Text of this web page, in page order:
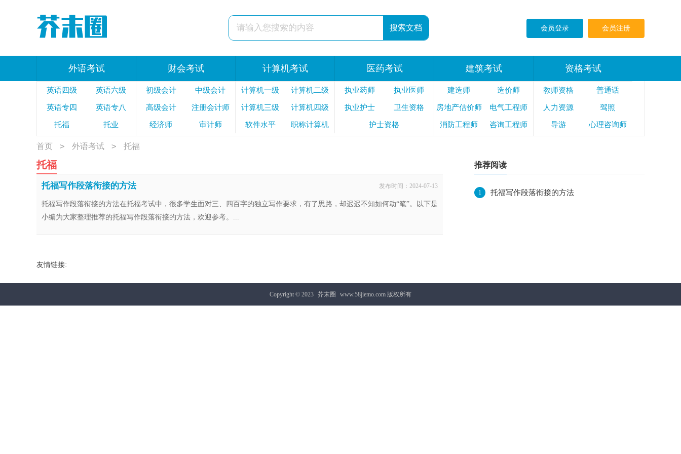
会员登录 会员注册
外语考试 财会考试 计算机考试 医药考试 建筑考试 资格考试
英语四级 英语六级
英语专四 英语专八
托福 托业
雅思
初级会计 中级会计
高级会计 注册会计师
经济师 审计师
计算机一级 计算机二级
计算机三级 计算机四级
软件水平 职称计算机
执业药师 执业医师
执业护士 卫生资格
护士资格
建造师 造价师
房地产估价师 电气工程师
消防工程师 咨询工程师
教师资格 普通话
人力资源 驾照
导游 心理咨询师
首页 > 外语考试 > 托福
托福
托福写作段落衔接的方法 发布时间：2024-07-13
托福写作段落衔接的方法在托福考试中，很多学生面对三、四百字的独立写作要求，有了思路，却迟迟不知如何动“笔”。以下是
小编为大家整理推荐的托福写作段落衔接的方法，欢迎参考。...
推荐阅读
1 托福写作段落衔接的方法
友情链接:
Copyright © 2023 芥末圈 www.58jiemo.com 版权所有